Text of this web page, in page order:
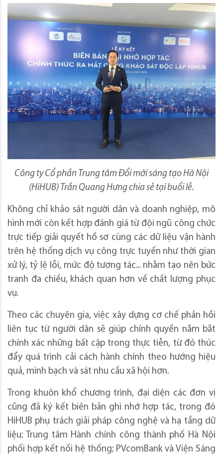
Công ty Cổ phần Trung tâm Đổi mới sáng tạo Hà Nội
(HiHUB) Trần Quang Hưng chia sẻ tại buổi lễ.
Không chỉ khảo sát người dân và doanh nghiệp, mô
hình mới còn kết hợp đánh giá từ đội ngũ công chức
trực tiếp giải quyết hồ sơ cùng các dữ liệu vận hành
trên hệ thống dịch vụ công trực tuyến như thời gian
xử lý, tỷ lệ lỗi, mức độ tương tác... nhằm tạo nên bức
tranh đa chiều, khách quan hơn về chất lượng phục
vụ.
Theo các chuyên gia, việc xây dựng cơ chế phản hồi
liên tục từ người dân sẽ giúp chính quyền nắm bắt
chính xác những bất cập trong thực tiễn, từ đó thúc
đẩy quá trình cải cách hành chính theo hướng hiệu
quả, minh bạch và sát nhu cầu xã hội hơn.
Trong khuôn khổ chương trình, đại diện các đơn vị
cũng đã ký kết biên bản ghi nhớ hợp tác, trong đó
HiHUB phụ trách giải pháp công nghệ và hạ tầng dữ
liệu; Trung tâm Hành chính công thành phố Hà Nội
phối hợp kết nối hệ thống; PVcomBank và Viện Sáng